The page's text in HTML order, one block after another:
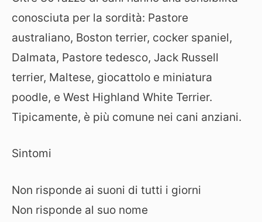
conosciuta per la sordità: Pastore
australiano, Boston terrier, cocker spaniel,
Dalmata, Pastore tedesco, Jack Russell
terrier, Maltese, giocattolo e miniatura
poodle, e West Highland White Terrier.
Tipicamente, è più comune nei cani anziani.
Sintomi
Non risponde ai suoni di tutti i giorni
Non risponde al suo nome